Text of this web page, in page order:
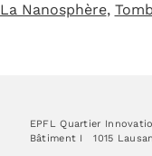
La Nanosphère,
EPFL Quartier
Bâtiment I1015